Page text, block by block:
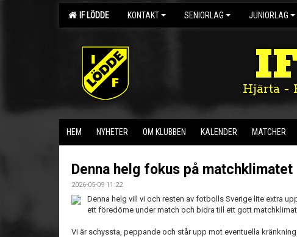
IF LÖDDE KONTAKT SENIORLAG JUNIORLAG
Hjärta -
HEM NYHETER OM KLUBBEN KALENDER MATCHER
Denna helg fokus på matchklimatet
2026-05-09 11:22
Denna helg vill vi och resten av fotbolls Sverige lite extra
ett föredöme under match och bidra till ett gott matchklimat
Vi är schyssta, peppande och står upp mot eventuella